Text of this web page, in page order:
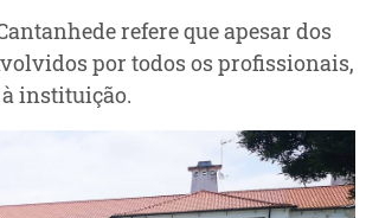
refere que apesar dos
por todos os profissionais,
instituição.